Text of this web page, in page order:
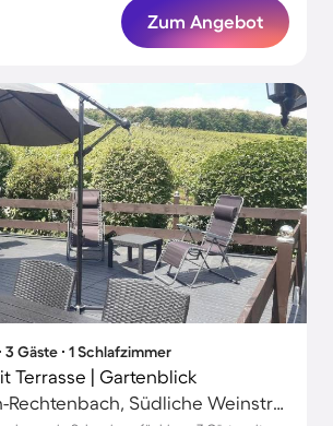
Zum Angebot
Gäste ∙ 1 Schlafzimmer
Terrasse | Gartenblick
Schweigen-Rechtenbach, Südliche Weinstraße, Deutschland